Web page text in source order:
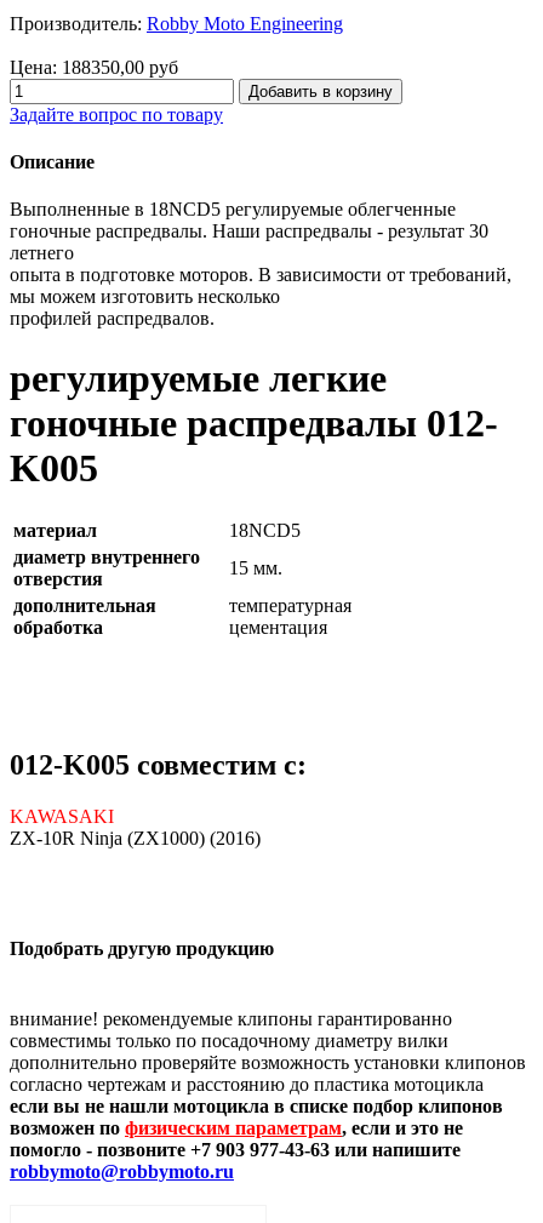
Производитель: Robby Moto Engineering
Цена: 188350,00 руб
Задайте вопрос по товару
Описание
Выполненные в 18NCD5 регулируемые облегченные
гоночные распредвалы. Наши распредвалы - результат 30
летнего
опыта в подготовке моторов. В зависимости от требований,
мы можем изготовить несколько
профилей распредвалов.
регулируемые легкие
гоночные распредвалы 012-
K005
материал
18NCD5
диаметр внутреннего
отверстия
15 мм.
дополнительная
обработка
температурная
цементация
012-K005 совместим с:
KAWASAKI
ZX-10R Ninja (ZX1000) (2016)
Подобрать другую продукцию
внимание! рекомендуемые клипоны гарантированно
совместимы только по посадочному диаметру вилки
дополнительно проверяйте возможность установки клипонов
согласно чертежам и расстоянию до пластика мотоцикла
если вы не нашли мотоцикла в списке подбор клипонов
возможен по физическим параметрам, если и это не
помогло - позвоните +7 903 977-43-63 или напишите
robbymoto@robbymoto.ru